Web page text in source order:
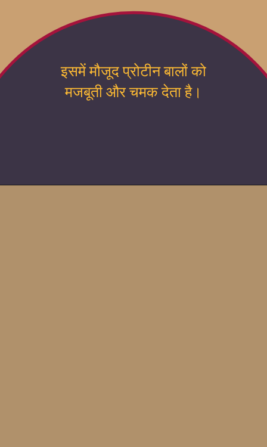
इसमें मौजूद प्रोटीन बालों को
मजबूती और चमक देता है।